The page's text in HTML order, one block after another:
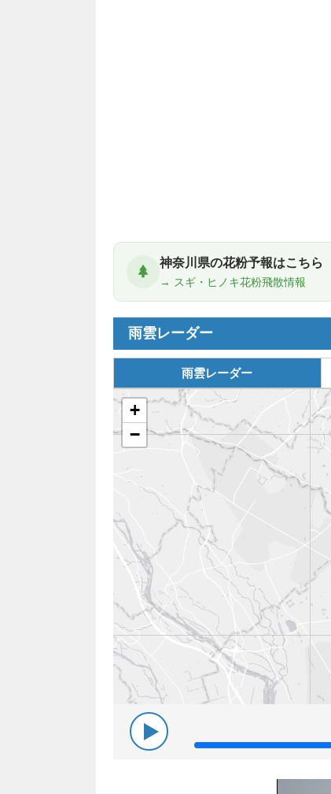
神奈川県の花粉予報はこちら
→ スギ・ヒノキ花粉飛散情報
雨雲レーダー
雨雲レーダー
+
−